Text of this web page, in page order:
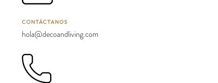
CONTÁCTANOS
hola@decoandliving.com